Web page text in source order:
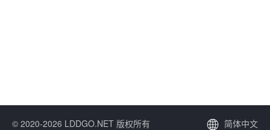
© 2020-2026 LDDGO.NET 版权所有 简体中文